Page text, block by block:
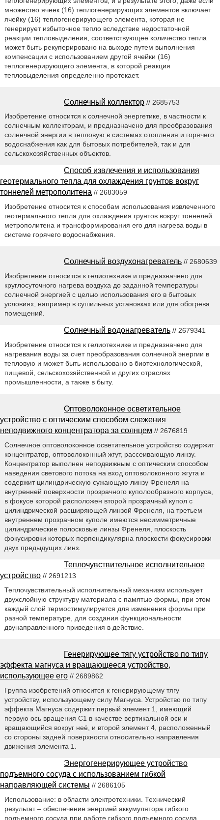
множество ячеек (16) теплогенерирующих элементов включает
ячейку (16) теплогенерирующего элемента, которая не
генерирует избыточное тепло вследствие недостаточной
реакции тепловыделения, соответствующее количество тепла
может быть рекуперировано на выходе путем выполнения
компенсации с использованием другой ячейки (16)
теплогенерирующего элемента, в которой реакция
тепловыделения определенно протекает.
Солнечный коллектор // 2685753
Изобретение относится к солнечной энергетике, в частности к
солнечным коллекторам, и предназначено для преобразования
солнечной энергии в тепловую в системах отопления и горячего
водоснабжения как для бытовых потребителей, так и для
сельскохозяйственных объектов.
Способ извлечения и использования
геотермального тепла для охлаждения грунтов вокруг
тоннелей метрополитена // 2683059
Изобретение относится к способам использования извлеченного
геотермального тепла для охлаждения грунтов вокруг тоннелей
метрополитена и трансформирования его для нагрева воды в
системе горячего водоснабжения.
Солнечный воздухонагреватель // 2680639
Изобретение относится к гелиотехнике и предназначено для
круглосуточного нагрева воздуха до заданной температуры
солнечной энергией с целью использования его в бытовых
условиях, например в сушильных установках или для обогрева
помещений.
Солнечный водонагреватель // 2679341
Изобретение относится к гелиотехнике и предназначено для
нагревания воды за счет преобразования солнечной энергии в
тепловую и может быть использовано в биотехнологической,
пищевой, сельскохозяйственной и других отраслях
промышленности, а также в быту.
Оптоволоконное осветительное
устройство с оптическим способом слежения
неподвижного концентратора за солнцем // 2676819
Солнечное оптоволоконное осветительное устройство содержит
концентратор, оптоволоконный жгут, рассеивающую линзу.
Концентратор выполнен неподвижным с оптическим способом
наведения светового потока на вход оптоволоконного жгута и
содержит цилиндрическую сужающую линзу Френеля на
внутренней поверхности прозрачного куполообразного корпуса,
в фокусе которой расположен второй прозрачный купол с
цилиндрической расширяющей линзой Френеля, на третьем
внутреннем прозрачном куполе имеются несимметричные
цилиндрические полосковые линзы Френеля, плоскость
фокусировки которых перпендикулярна плоскости фокусировки
двух предыдущих линз.
Теплочувствительное исполнительное
устройство // 2691213
Теплочувствительный исполнительный механизм использует
двухслойную структуру материала с памятью формы, при этом
каждый слой термостимулируется для изменения формы при
разной температуре, для создания функциональности
двунаправленного приведения в действие.
Генерирующее тягу устройство по типу
эффекта магнуса и вращающееся устройство,
использующее его // 2689862
Группа изобретений относится к генерирующему тягу
устройству, использующему силу Магнуса. Устройство по типу
эффекта Магнуса содержит первый элемент 1, имеющий
первую ось вращения С1 в качестве вертикальной оси и
вращающийся вокруг неё, и второй элемент 4, расположенный
со стороны задней поверхности относительно направления
движения элемента 1.
Энергогенерирующее устройство
подъемного сосуда с использованием гибкой
направляющей системы // 2686105
Использование: в области электротехники. Технический
результат – обеспечение энергией аккумулятора гибкого
подъемного сосуда при работе гибкого подъемного сосуда,